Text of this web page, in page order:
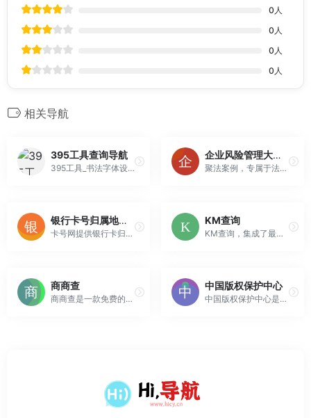
0 人
0 人
0 人
0 人
相关导航
395工具查询导航
395工具_书法字体设计查询导航
企业风险管理大数据平台
聚法案例，专属于法律人的一体化工作平台，集大数据、协作、审批、共享资源为一体，贯穿律师办案全流程，助力律所数字化转型。
银行卡号归属地查询
卡号网提供银行卡归属地、开户行、联行号查询以及最新的2023银联卡BIN表，可查询中行、农行、工行、建行、交行、招商、民生、兴业、中信、光大、邮政、浦发、广发、华夏、上海、浙商、大连、江苏、渤海、杭州、宁波、厦门、西安、恒丰、平安银行借记卡号归属地、信用卡基本信息查询，卡号网银行卡数据库每月更新。查...
KM查询
KM查询，集成了最全的汉语词典和英语词典，实时更新互联网上的热门词汇，为用户提供中英文同义词查询服务。
商商查
商商查是一款免费的企业信息查询工具，提供免费查询工商信息、企业法人股东、主要成员、变更记录、企业风险、企业股权、网站icp备案、商标、软著、app、对外投资，年报，企业财务信息，上市信息等相关信息。快速查找企业信息，尽在商商查企业工商信息查询平台。
中国版权保护中心
中国版权保护中心是国家版权登记机构，我国唯一的软件著作权登记、著作权质权登记机构，提供版权鉴定、监测维权、版权产业及版权资产管理研究咨询培训等专业服务。